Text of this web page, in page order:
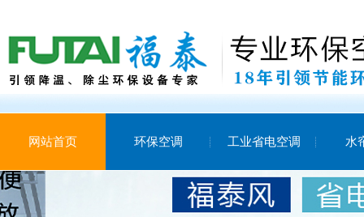
网站首页 环保空调 工业省电空调 水